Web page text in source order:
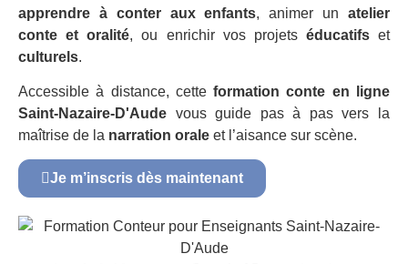
apprendre à conter aux enfants, animer unatelier
conte et oralité, ou enrichir vos projets éducatifset
culturels.
Accessible à distance, cetteformation conte en ligne
Saint-Nazaire-D'Aude vous guide pas à pas vers la
maîtrise de la narration orale et l’aisance sur scène.
Je m’inscris dès maintenant